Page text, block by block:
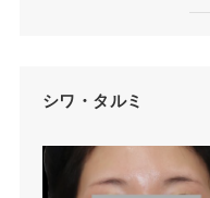
シワ・タルミ